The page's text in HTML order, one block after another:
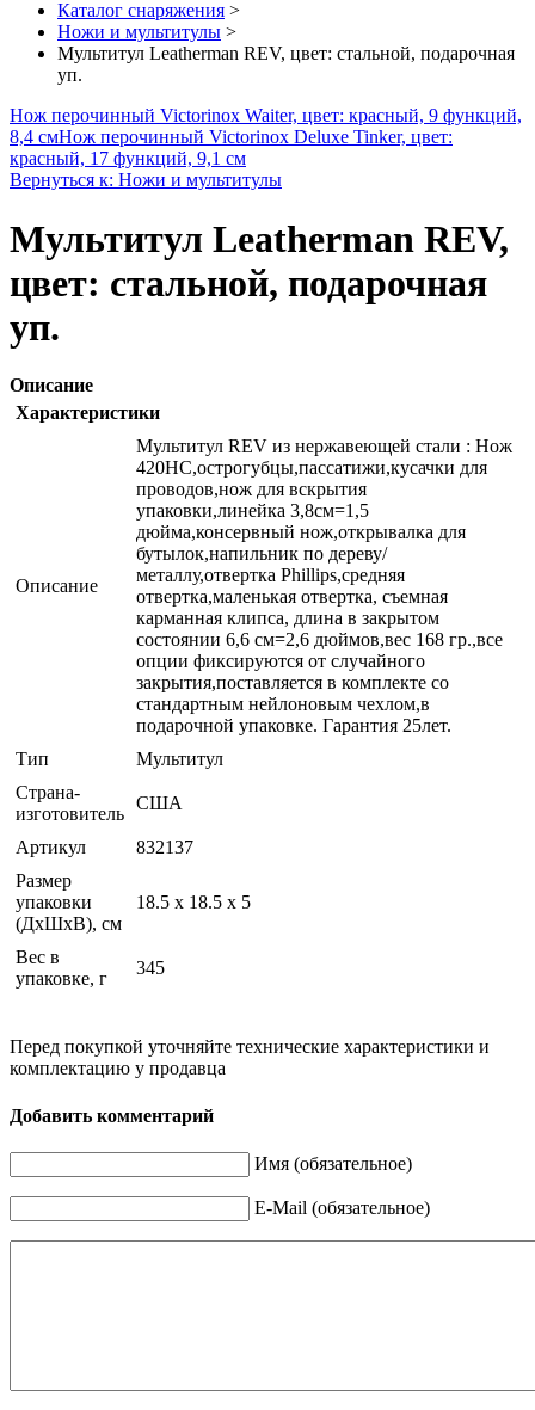
Каталог снаряжения >
Ножи и мультитулы >
Мультитул Leatherman REV, цвет: стальной, подарочная
уп.
Нож перочинный Victorinox Waiter, цвет: красный, 9 функций,
8,4 смНож перочинный Victorinox Deluxe Tinker, цвет:
красный, 17 функций, 9,1 см
Вернуться к: Ножи и мультитулы
Мультитул Leatherman REV,
цвет: стальной, подарочная
уп.
Описание
Характеристики
Описание
Мультитул REV из нержавеющей стали : Нож
420НС,острогубцы,пассатижи,кусачки для
проводов,нож для вскрытия
упаковки,линейка 3,8см=1,5
дюйма,консервный нож,открывалка для
бутылок,напильник по дереву/
металлу,отвертка Phillips,средняя
отвертка,маленькая отвертка, съемная
карманная клипса, длина в закрытом
состоянии 6,6 см=2,6 дюймов,вес 168 гр.,все
опции фиксируются от случайного
закрытия,поставляется в комплекте со
стандартным нейлоновым чехлом,в
подарочной упаковке. Гарантия 25лет.
Тип
Мультитул
Страна-
изготовитель
США
Артикул
832137
Размер
упаковки
(ДхШхВ), см
18.5 x 18.5 x 5
Вес в
упаковке, г
345
Перед покупкой уточняйте технические характеристики и
комплектацию у продавца
Добавить комментарий
Имя (обязательное)
E-Mail (обязательное)